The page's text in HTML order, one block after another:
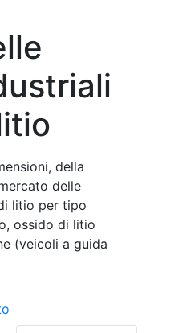
della
delle
litio per tipo
ossido di litio
(veicoli a guida